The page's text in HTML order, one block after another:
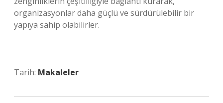
organizasyonlar daha güçlü ve sürdürülebilir bir
yapıya sahip olabilirler.
Tarih: Makaleler